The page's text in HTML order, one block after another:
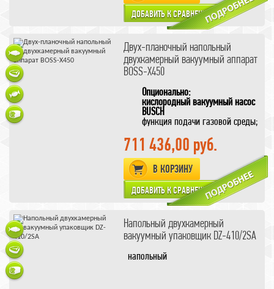
Двух-планочный напольный
двухкамерный вакуумный аппарат
BOSS-X450
Опционально:
кислородный вакуумный насос
BUSCH
функция подачи газовой среды;
одинарный шов с обрезной
струной;
сварка сверху/снизу для работы
с алюминиевыми или плотными
пакетами;
система раздельно
регулируемой сварки;
мягкий обжим;
отдельный блок управления из
нержавеющей стали;
смотровое стекло на крышке;
механизм автоматического
камеры;
711 436,00 руб.
В КОРЗИНУ
Напольный двухкамерный
вакуумный упаковщик DZ-410/2SA
напольный